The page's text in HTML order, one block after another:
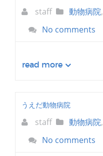
staff 動物病院,
No comments
read more
うえだ動物病院
staff 動物病院,
No comments